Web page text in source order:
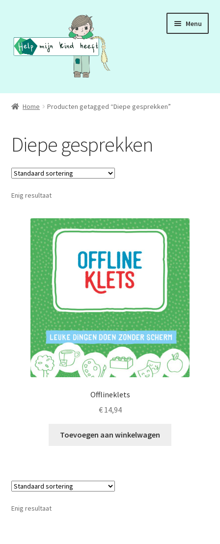
naar
navigatie
de
inhoud
Menu
ADD
ASS
DCD
HSP
SCHOLEN
KOOPJES
Home Producten getagged “Diepe gesprekken”
Diepe gesprekken
Enig resultaat
Offlineklets
€14,94
Toevoegen aan winkelwagen
Enig resultaat